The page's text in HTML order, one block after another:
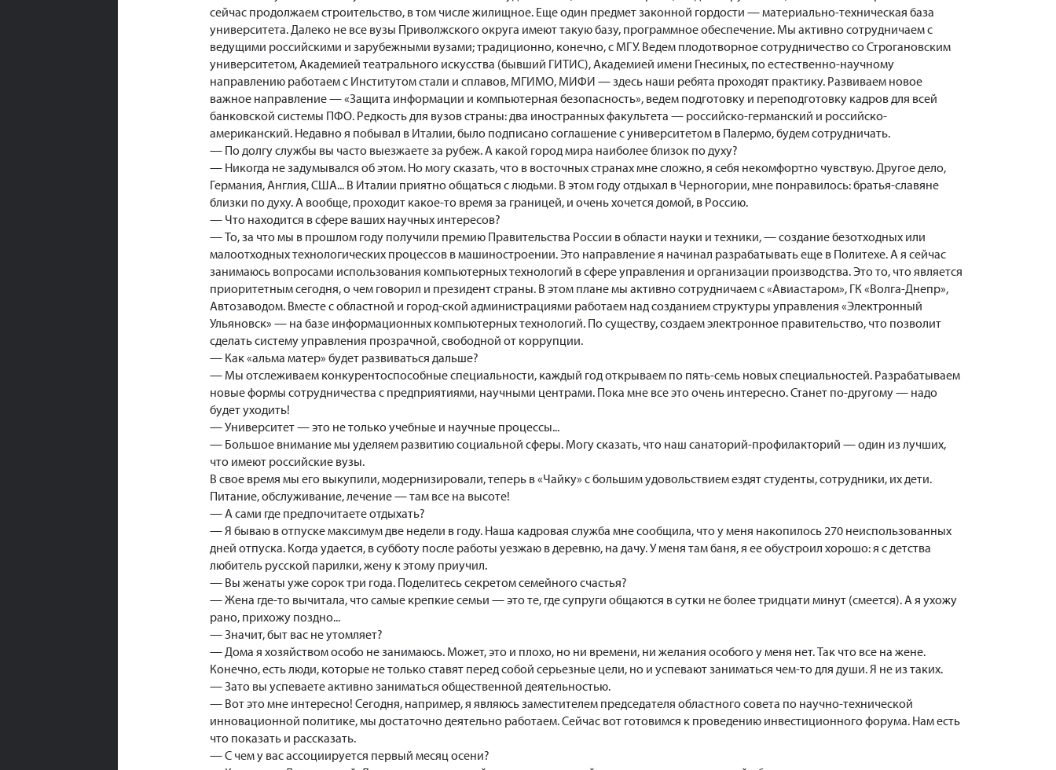
сейчас продолжаем строительство, в том числе жилищное. Еще один предмет законной гордости — материально-техническая база
университета. Далеко не все вузы Приволжского округа имеют такую базу, программное обеспечение. Мы активно сотрудничаем с
ведущими российскими и зарубежными вузами; традиционно, конечно, с МГУ. Ведем плодотворное сотрудничество со Строгановским
университетом, Академией театрального искусства (бывший ГИТИС), Академией имени Гнесиных, по естественно-научному
направлению работаем с Институтом стали и сплавов, МГИМО, МИФИ — здесь наши ребята проходят практику. Развиваем новое
важное направление — «Защита информации и компьютерная безопасность», ведем подготовку и переподготовку кадров для всей
банковской системы ПФО. Редкость для вузов страны: два иностранных факультета — российско-германский и российско-
американский. Недавно я побывал в Италии, было подписано соглашение с университетом в Палермо, будем сотрудничать.
— По долгу службы вы часто выезжаете за рубеж. А какой город мира наиболее близок по духу?
— Никогда не задумывался об этом. Но могу сказать, что в восточных странах мне сложно, я себя некомфортно чувствую. Другое дело,
Германия, Англия, США... В Италии приятно общаться с людьми. В этом году отдыхал в Черногории, мне понравилось: братья-славяне
близки по духу. А вообще, проходит какое-то время за границей, и очень хочется домой, в Россию.
— Что находится в сфере ваших научных интересов?
— То, за что мы в прошлом году получили премию Правительства России в области науки и техники, — создание безотходных или
малоотходных технологических процессов в машиностроении. Это направление я начинал разрабатывать еще в Политехе. А я сейчас
занимаюсь вопросами использования компьютерных технологий в сфере управления и организации производства. Это то, что является
приоритетным сегодня, о чем говорил и президент страны. В этом плане мы активно сотрудничаем с «Авиастаром», ГК «Волга-Днепр»,
Автозаводом. Вместе с областной и город-ской администрациями работаем над созданием структуры управления «Электронный
Ульяновск» — на базе информационных компьютерных технологий. По существу, создаем электронное правительство, что позволит
сделать систему управления прозрачной, свободной от коррупции.
— Как «альма матер» будет развиваться дальше?
— Мы отслеживаем конкурентоспособные специальности, каждый год открываем по пять-семь новых специальностей. Разрабатываем
новые формы сотрудничества с предприятиями, научными центрами. Пока мне все это очень интересно. Станет по-другому — надо
будет уходить!
— Университет — это не только учебные и научные процессы...
— Большое внимание мы уделяем развитию социальной сферы. Могу сказать, что наш санаторий-профилакторий — один из лучших,
что имеют российские вузы.
В свое время мы его выкупили, модернизировали, теперь в «Чайку» с большим удовольствием ездят студенты, сотрудники, их дети.
Питание, обслуживание, лечение — там все на высоте!
— А сами где предпочитаете отдыхать?
— Я бываю в отпуске максимум две недели в году. Наша кадровая служба мне сообщила, что у меня накопилось 270 неиспользованных
дней отпуска. Когда удается, в субботу после работы уезжаю в деревню, на дачу. У меня там баня, я ее обустроил хорошо: я с детства
любитель русской парилки, жену к этому приучил.
— Вы женаты уже сорок три года. Поделитесь секретом семейного счастья?
— Жена где-то вычитала, что самые крепкие семьи — это те, где супруги общаются в сутки не более тридцати минут (смеется). А я ухожу
рано, прихожу поздно...
— Значит, быт вас не утомляет?
— Дома я хозяйством особо не занимаюсь. Может, это и плохо, но ни времени, ни желания особого у меня нет. Так что все на жене.
Конечно, есть люди, которые не только ставят перед собой серьезные цели, но и успевают заниматься чем-то для души. Я не из таких.
— Зато вы успеваете активно заниматься общественной деятельностью.
— Вот это мне интересно! Сегодня, например, я являюсь заместителем председателя областного совета по научно-технической
инновационной политике, мы достаточно деятельно работаем. Сейчас вот готовимся к проведению инвестиционного форума. Нам есть
что показать и рассказать.
— С чем у вас ассоциируется первый месяц осени?